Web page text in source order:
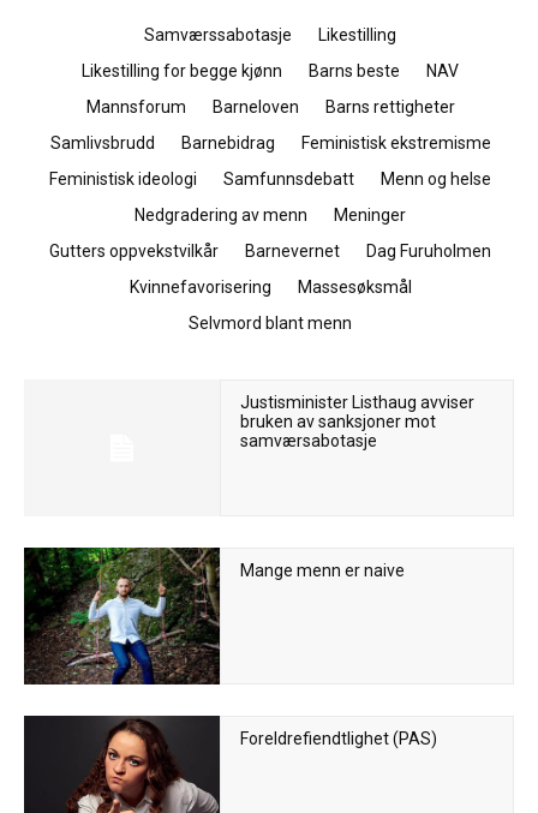
Samværssabotasje
Likestilling
Likestilling for begge kjønn
Barns beste
NAV
Mannsforum
Barneloven
Barns rettigheter
Samlivsbrudd
Barnebidrag
Feministisk ekstremisme
Feministisk ideologi
Samfunnsdebatt
Menn og helse
Nedgradering av menn
Meninger
Gutters oppvekstvilkår
Barnevernet
Dag Furuholmen
Kvinnefavorisering
Massesøksmål
Selvmord blant menn
Justisminister Listhaug avviser
bruken av sanksjoner mot
samværsabotasje
Mange menn er naive
Foreldrefiendtlighet (PAS)